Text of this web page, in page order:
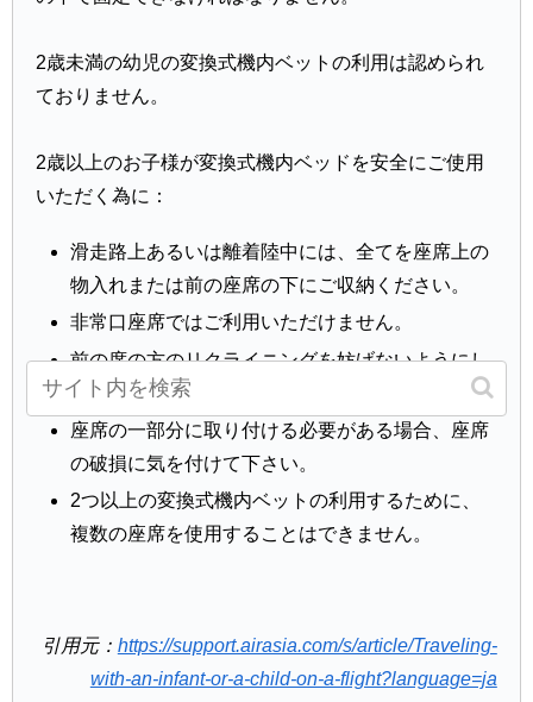
2歳未満の幼児の変換式機内ベットの利用は認められ
ておりません。
2歳以上のお子様が変換式機内ベッドを安全にご使用
いただく為に：
滑走路上あるいは離着陸中には、全てを座席上の
物入れまたは前の座席の下にご収納ください。
非常口座席ではご利用いただけません。
前の席の方のリクライニングを妨げないようにし
てください。
座席の一部分に取り付ける必要がある場合、座席
の破損に気を付けて下さい。
2つ以上の変換式機内ベットの利用するために、
複数の座席を使用することはできません。
引用元： https://support.airasia.com/s/article/Traveling-
with-an-infant-or-a-child-on-a-flight?language=ja